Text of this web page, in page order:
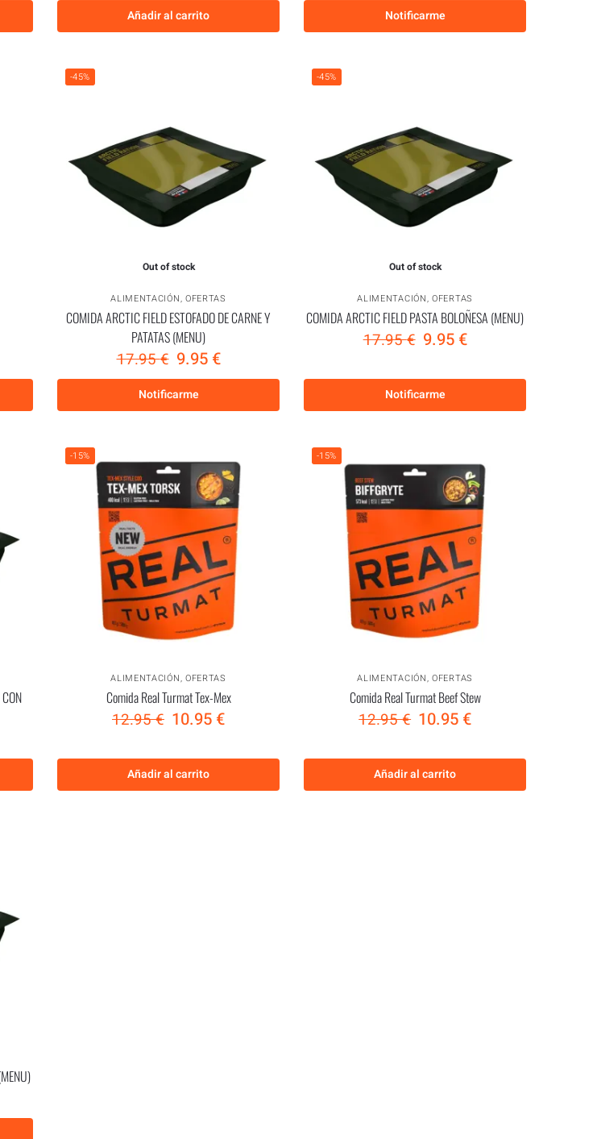
Añadir al carrito Notificarme
-45%
Out of stock
ALIMENTACIÓN, OFERTAS
COMIDA ARCTIC FIELD ESTOFADO DE CARNE Y
PATATAS (MENU)
17.95€ 9.95 €
Notificarme
-45%
Out of stock
ALIMENTACIÓN,OFERTAS
COMIDA ARCTIC FIELD PASTA BOLOÑESA (MENU)
17.95€ 9.95 €
Notificarme
-15%
ALIMENTACIÓN, OFERTAS
Comida Real Turmat Tex-Mex
12.95€ 10.95 €
Añadir al carrito
-15%
ALIMENTACIÓN,OFERTAS
Comida Real Turmat Beef Stew
12.95€ 10.95 €
Añadir al carrito